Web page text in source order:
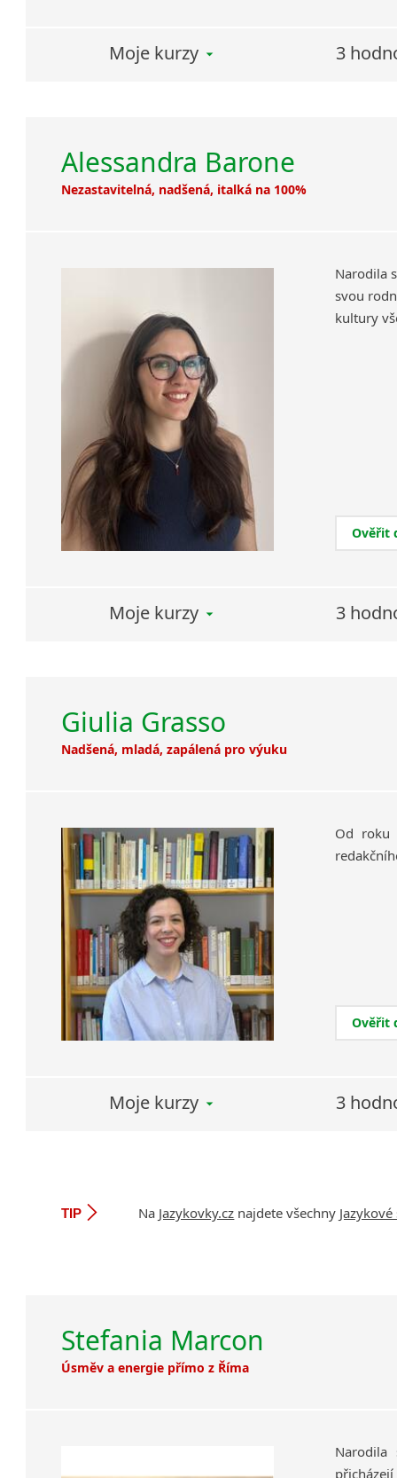
Moje kurzy 3
Alessandra Barone
Nezastavitelná, nadšená, italká na 100%
Narodila
svou
kultury
Ověřit
Moje kurzy 3
Giulia Grasso
Nadšená, mladá, zapálená pro výuku
Od roku
Ověřit
Moje kurzy 3
TIP Na Jazykovky.cz najdete všechny
Stefania Marcon
Úsměv a energie přímo z Říma